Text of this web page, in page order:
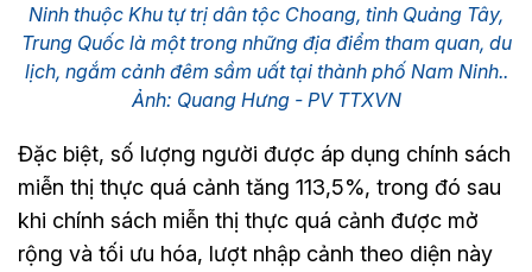
Ninh thuộc Khu tự trị dân tộc Choang, tỉnh Quảng Tây,
Trung Quốc là một trong những địa điểm tham quan, du
lịch, ngắm cảnh đêm sầm uất tại thành phố Nam Ninh..
Ảnh: Quang Hưng - PV TTXVN
Đặc biệt, số lượng người được áp dụng chính sách
miễn thị thực quá cảnh tăng 113,5%, trong đó sau
khi chính sách miễn thị thực quá cảnh được mở
rộng và tối ưu hóa, lượt nhập cảnh theo diện này